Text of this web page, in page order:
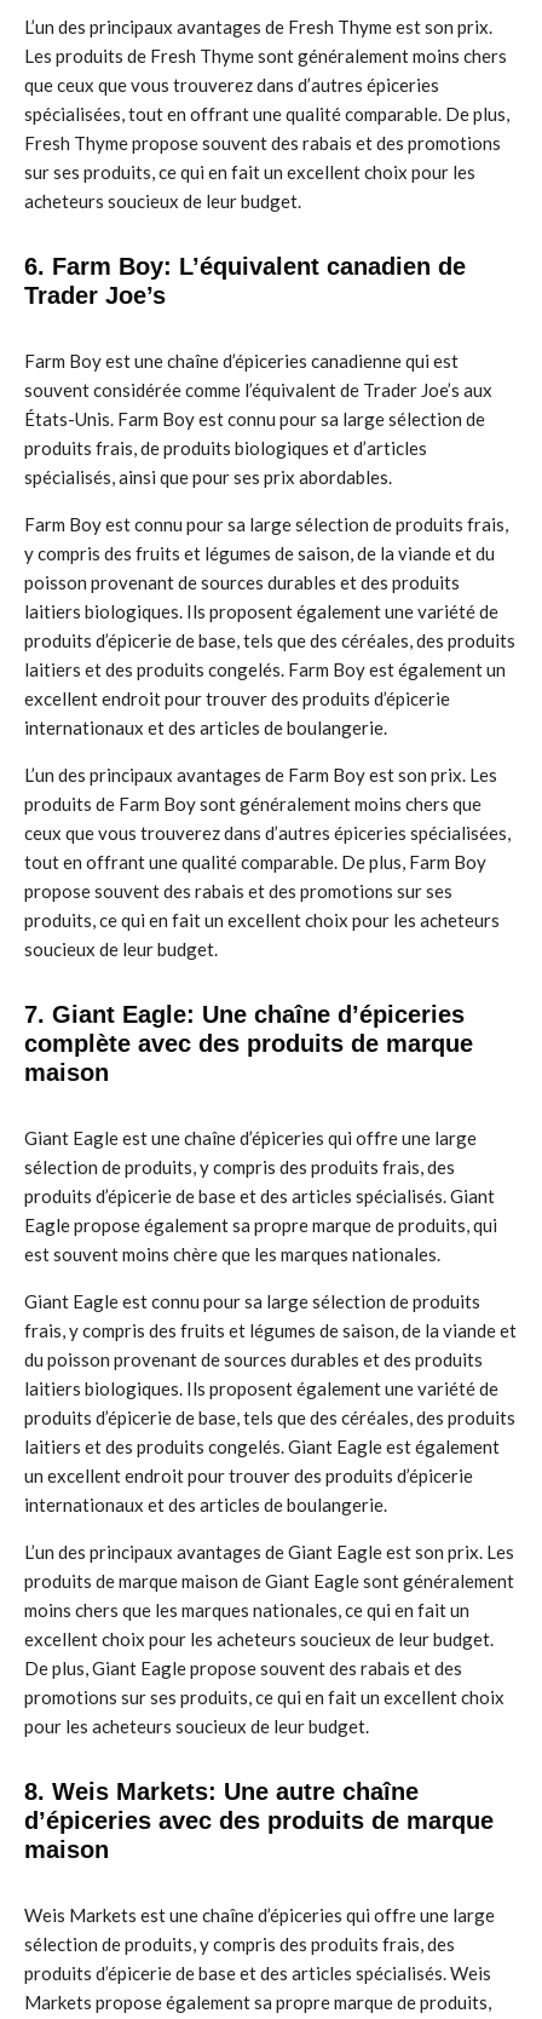
L’un des principaux avantages de Fresh Thyme est son prix.
Les produits de Fresh Thyme sont généralement moins chers
que ceux que vous trouverez dans d’autres épiceries
spécialisées, tout en offrant une qualité comparable. De plus,
Fresh Thyme propose souvent des rabais et des promotions
sur ses produits, ce qui en fait un excellent choix pour les
acheteurs soucieux de leur budget.
6. Farm Boy: L’équivalent canadien de
Trader Joe’s
Farm Boy est une chaîne d’épiceries canadienne qui est
souvent considérée comme l’équivalent de Trader Joe’s aux
États-Unis. Farm Boy est connu pour sa large sélection de
produits frais, de produits biologiques et d’articles
spécialisés, ainsi que pour ses prix abordables.
Farm Boy est connu pour sa large sélection de produits frais,
y compris des fruits et légumes de saison, de la viande et du
poisson provenant de sources durables et des produits
laitiers biologiques. Ils proposent également une variété de
produits d’épicerie de base, tels que des céréales, des produits
laitiers et des produits congelés. Farm Boy est également un
excellent endroit pour trouver des produits d’épicerie
internationaux et des articles de boulangerie.
L’un des principaux avantages de Farm Boy est son prix. Les
produits de Farm Boy sont généralement moins chers que
ceux que vous trouverez dans d’autres épiceries spécialisées,
tout en offrant une qualité comparable. De plus, Farm Boy
propose souvent des rabais et des promotions sur ses
produits, ce qui en fait un excellent choix pour les acheteurs
soucieux de leur budget.
7. Giant Eagle: Une chaîne d’épiceries
complète avec des produits de marque
maison
Giant Eagle est une chaîne d’épiceries qui offre une large
sélection de produits, y compris des produits frais, des
produits d’épicerie de base et des articles spécialisés. Giant
Eagle propose également sa propre marque de produits, qui
est souvent moins chère que les marques nationales.
Giant Eagle est connu pour sa large sélection de produits
frais, y compris des fruits et légumes de saison, de la viande et
du poisson provenant de sources durables et des produits
laitiers biologiques. Ils proposent également une variété de
produits d’épicerie de base, tels que des céréales, des produits
laitiers et des produits congelés. Giant Eagle est également
un excellent endroit pour trouver des produits d’épicerie
internationaux et des articles de boulangerie.
L’un des principaux avantages de Giant Eagle est son prix. Les
produits de marque maison de Giant Eagle sont généralement
moins chers que les marques nationales, ce qui en fait un
excellent choix pour les acheteurs soucieux de leur budget.
De plus, Giant Eagle propose souvent des rabais et des
promotions sur ses produits, ce qui en fait un excellent choix
pour les acheteurs soucieux de leur budget.
8. Weis Markets: Une autre chaîne
d’épiceries avec des produits de marque
maison
Weis Markets est une chaîne d’épiceries qui offre une large
sélection de produits, y compris des produits frais, des
produits d’épicerie de base et des articles spécialisés. Weis
Markets propose également sa propre marque de produits,